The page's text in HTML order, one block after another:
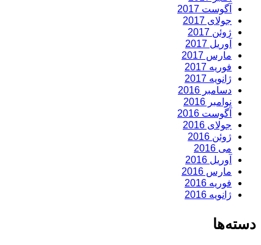
آگوست 2017
جولای 2017
ژوئن 2017
آوریل 2017
مارس 2017
فوریه 2017
ژانویه 2017
دسامبر 2016
نوامبر 2016
آگوست 2016
جولای 2016
ژوئن 2016
می 2016
آوریل 2016
مارس 2016
فوریه 2016
ژانویه 2016
دسته‌ها